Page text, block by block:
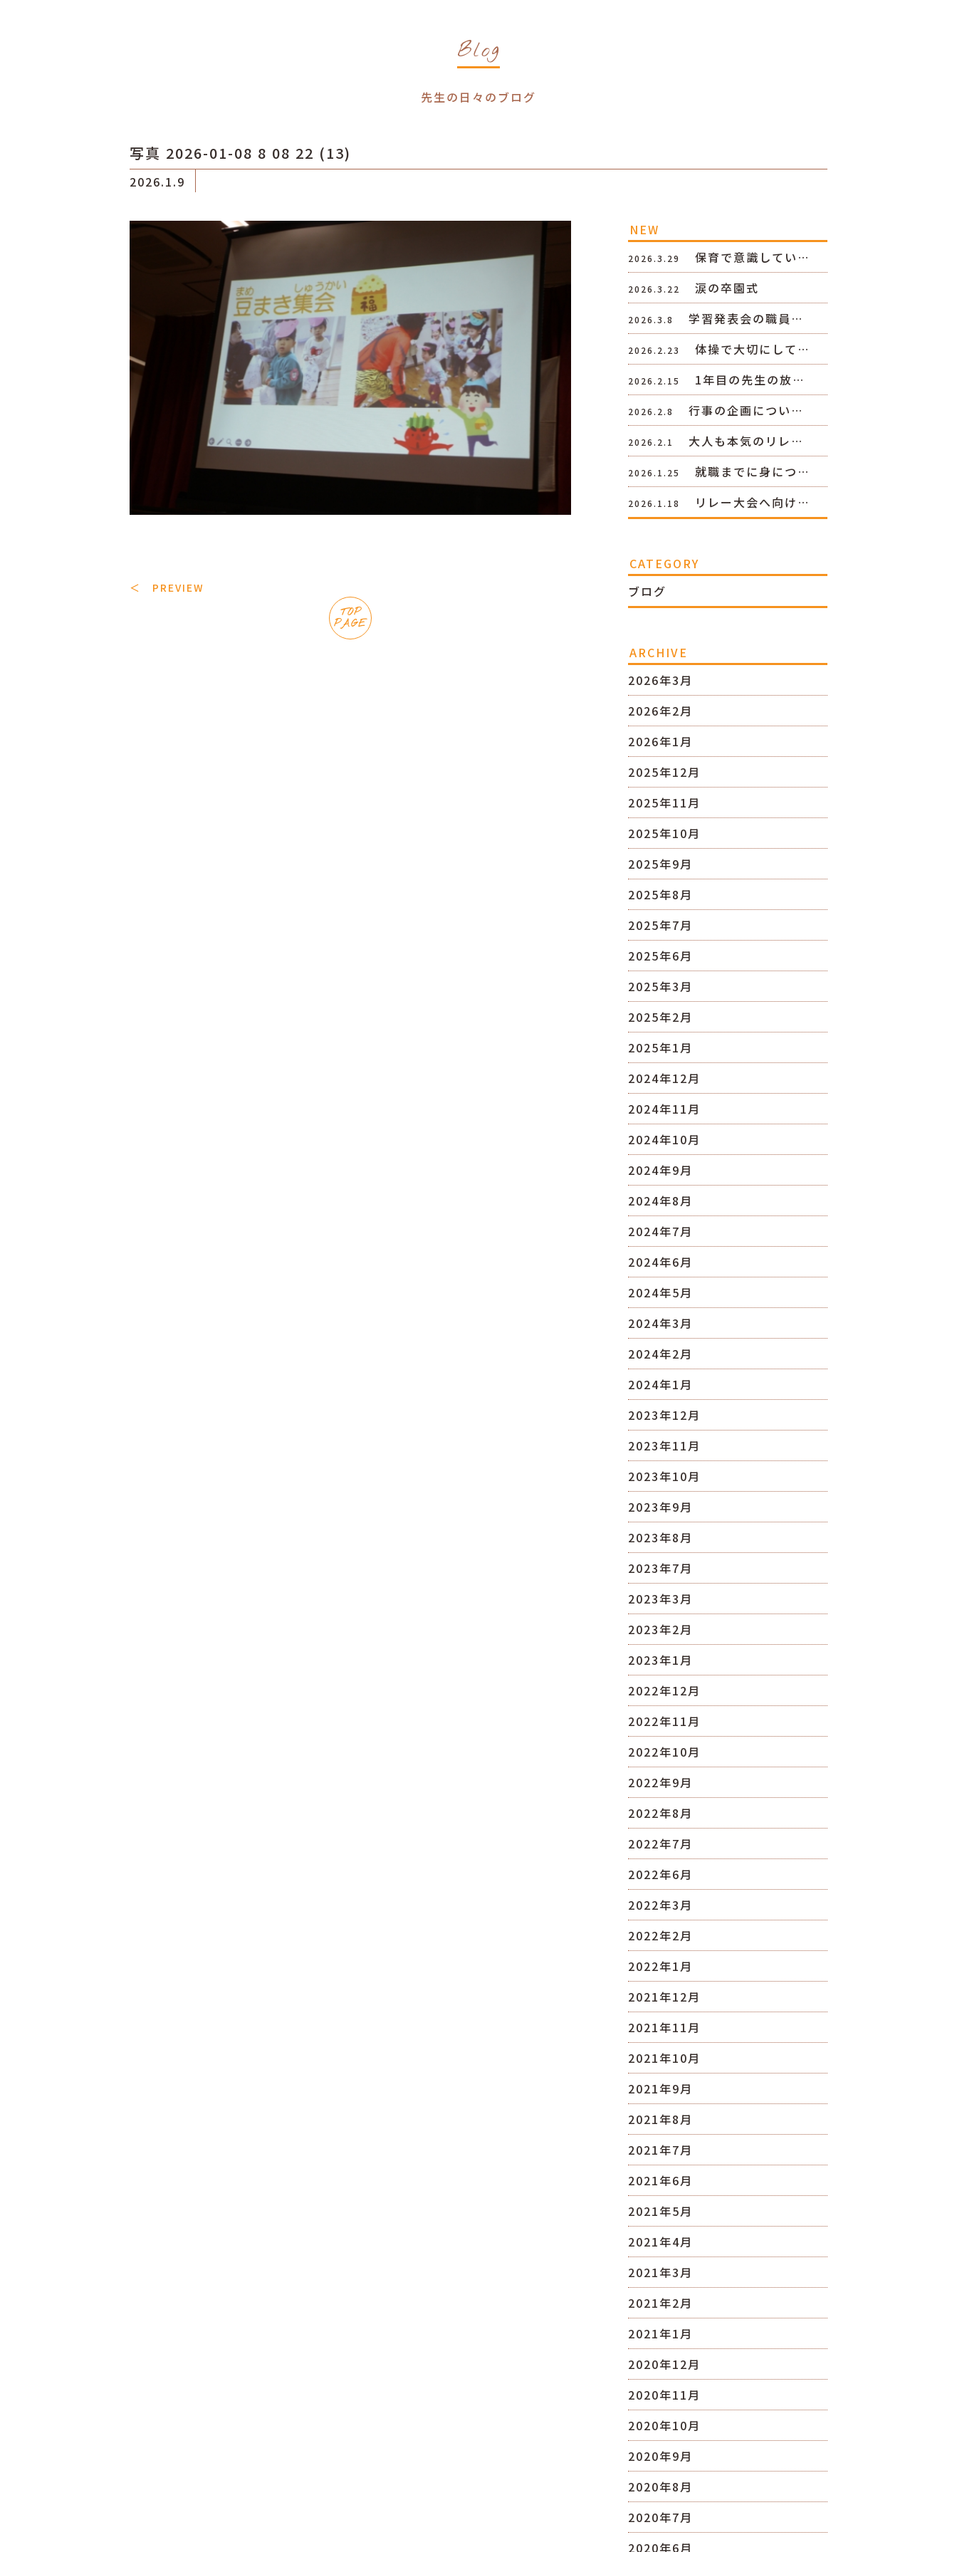
Blog
先生の日々のブログ
写真 2026-01-08 8 08 22 (13)
2026.1.9
＜ PREVIEW
TOP
PAGE
NEW
2026.3.29 保育で意識してい…
2026.3.22 涙の卒園式
2026.3.8 学習発表会の職員…
2026.2.23 体操で大切にして…
2026.2.15 1年目の先生の放…
2026.2.8 行事の企画につい…
2026.2.1 大人も本気のリレ…
2026.1.25 就職までに身につ…
2026.1.18 リレー大会へ向け…
CATEGORY
ブログ
ARCHIVE
2026年3月
2026年2月
2026年1月
2025年12月
2025年11月
2025年10月
2025年9月
2025年8月
2025年7月
2025年6月
2025年3月
2025年2月
2025年1月
2024年12月
2024年11月
2024年10月
2024年9月
2024年8月
2024年7月
2024年6月
2024年5月
2024年3月
2024年2月
2024年1月
2023年12月
2023年11月
2023年10月
2023年9月
2023年8月
2023年7月
2023年3月
2023年2月
2023年1月
2022年12月
2022年11月
2022年10月
2022年9月
2022年8月
2022年7月
2022年6月
2022年3月
2022年2月
2022年1月
2021年12月
2021年11月
2021年10月
2021年9月
2021年8月
2021年7月
2021年6月
2021年5月
2021年4月
2021年3月
2021年2月
2021年1月
2020年12月
2020年11月
2020年10月
2020年9月
2020年8月
2020年7月
2020年6月